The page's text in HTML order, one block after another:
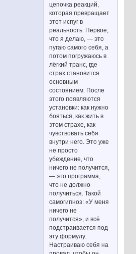
цепочка реакций,
которая превращает
этот испуг в
реальность. Первое,
что я делаю, — это
пугаю самого себя, а
потом погружаюсь в
лёгкий транс, где
страх становится
основным
состоянием. После
этого появляются
установки: как нужно
бояться, как жить в
этом страхе, как
чувствовать себя
внутри него. Это уже
не просто
убеждение, что
ничего не получится,
— это программа,
что не должно
получиться. Такой
самогипноз: «У меня
ничего не
получится», и всё
подстраивается под
эту формулу.
Настраиваю себя на